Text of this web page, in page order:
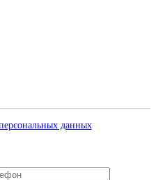
данных